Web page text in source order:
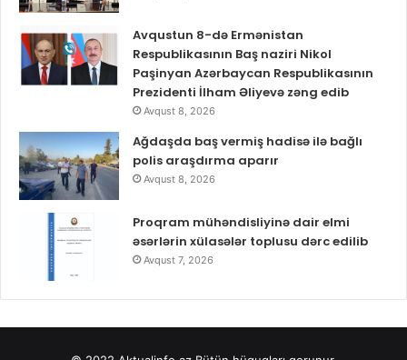
Avqustun 8-də Ermənistan
Respublikasının Baş naziri Nikol
Paşinyan Azərbaycan Respublikasının
Prezidenti İlham Əliyevə zəng edib
Avqust 8, 2026
Ağdaşda baş vermiş hadisə ilə bağlı
polis araşdırma aparır
Avqust 8, 2026
Proqram mühəndisliyinə dair elmi
əsərlərin xülasələr toplusu dərc edilib
Avqust 7, 2026